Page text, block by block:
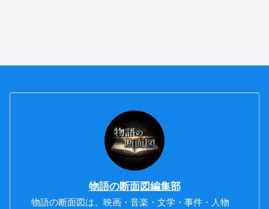
物語の断面図編集部
物語の断面図は、映画・音楽・文学・事件・人物